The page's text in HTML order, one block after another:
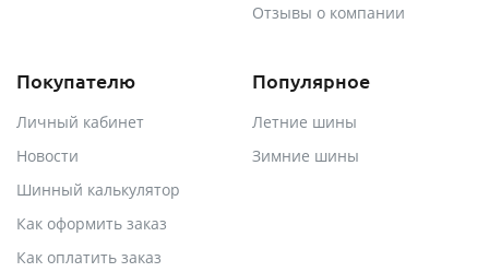
Отзывы о компании
Покупателю
Личный кабинет
Новости
Шинный калькулятор
Как оформить заказ
Как оплатить заказ
Популярное
Летние шины
Зимние шины